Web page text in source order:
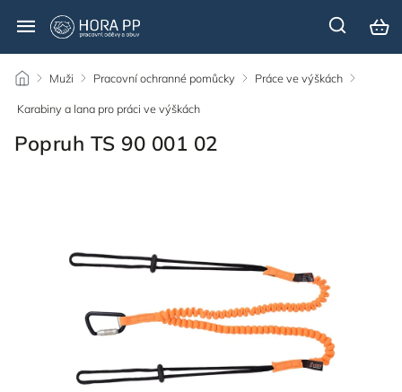
/ Muži / Pracovní ochranné pomůcky / Práce ve výškách /
Karabiny a lana pro práci ve výškách
Popruh TS 90 001 02